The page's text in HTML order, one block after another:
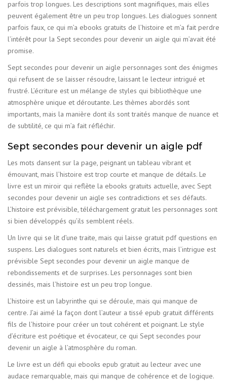
parfois trop longues. Les descriptions sont magnifiques, mais elles
peuvent également être un peu trop longues. Les dialogues sonnent
parfois faux, ce qui m’a ebooks gratuits de l’histoire et m’a fait perdre
l’intérêt pour la Sept secondes pour devenir un aigle qui m’avait été
promise.
Sept secondes pour devenir un aigle personnages sont des énigmes
qui refusent de se laisser résoudre, laissant le lecteur intrigué et
frustré. L’écriture est un mélange de styles qui bibliothèque une
atmosphère unique et déroutante. Les thèmes abordés sont
importants, mais la manière dont ils sont traités manque de nuance et
de subtilité, ce qui m’a fait réfléchir.
Sept secondes pour devenir un aigle pdf
Les mots dansent sur la page, peignant un tableau vibrant et
émouvant, mais l’histoire est trop courte et manque de détails. Le
livre est un miroir qui reflète la ebooks gratuits actuelle, avec Sept
secondes pour devenir un aigle ses contradictions et ses défauts.
L’histoire est prévisible, téléchargement gratuit les personnages sont
si bien développés qu’ils semblent réels.
Un livre qui se lit d’une traite, mais qui laisse gratuit pdf questions en
suspens. Les dialogues sont naturels et bien écrits, mais l’intrigue est
prévisible Sept secondes pour devenir un aigle manque de
rebondissements et de surprises. Les personnages sont bien
dessinés, mais l’histoire est un peu trop longue.
L’histoire est un labyrinthe qui se déroule, mais qui manque de
centre. J’ai aimé la façon dont l’auteur a tissé epub gratuit différents
fils de l’histoire pour créer un tout cohérent et poignant. Le style
d’écriture est poétique et évocateur, ce qui Sept secondes pour
devenir un aigle à l’atmosphère du roman.
Le livre est un défi qui ebooks epub gratuit au lecteur avec une
audace remarquable, mais qui manque de cohérence et de logique.